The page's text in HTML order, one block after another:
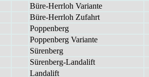
Büre-Herr­loh Va­ri­an­te
Büre-Herr­loh Zu­fahrt
Pop­pen­berg
Pop­pen­berg Va­ri­an­te
Sü­ren­berg
Sü­ren­berg-Lan­da­lift
Lan­da­lift